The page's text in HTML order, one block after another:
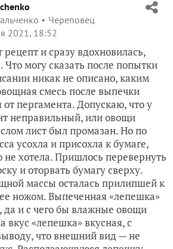
Череповец
2021, 18:52
рецепт и сразу вдохновилась,
Что могу сказать после попытки
никак не описано, каким
смесь после выпечки
от пергамента. Допускаю, что у
неправильный, или овощи
лист был промазан. Но по
усохла и присохла к бумаге,
не хотела. Пришлось перевернуть
и оторвать бумагу сверху.
массы осталась прилипшей к
ножом. Выпеченная «лепешка»
и с чего бы влажные овощи
«лепешка» вкусная, с
что внешний вид — не